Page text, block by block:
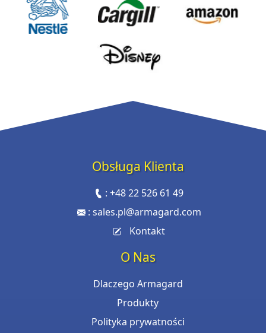
Obsługa Klienta
:+48 22 526 61 49
: sales.pl@armagard.com
Kontakt
O Nas
Dlaczego Armagard
Produkty
Polityka prywatności